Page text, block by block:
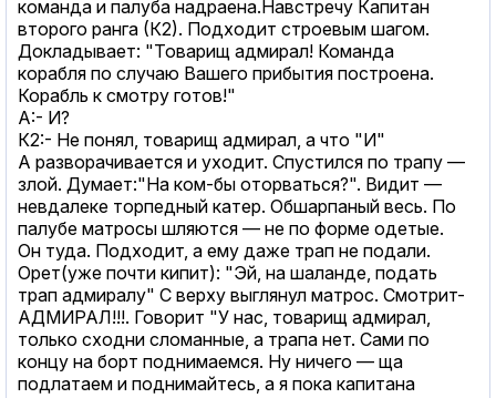
команда и палуба надраена.Навстречу Капитан
второго ранга (К2). Подходит строевым шагом.
Докладывает: "Товарищ адмирал! Команда
корабля по случаю Вашего прибытия построена.
Корабль к смотру готов!"
А:- И?
К2:- Не понял, товарищ адмирал, а что "И"
А разворачивается и уходит. Спустился по трапу —
злой. Думает:"На ком-бы оторваться?". Видит —
невдалеке торпедный катер. Обшарпаный весь. По
палубе матросы шляются — не по форме одетые.
Он туда. Подходит, а ему даже трап не подали.
Орет(уже почти кипит): "Эй, на шаланде, подать
трап адмиралу" С верху выглянул матрос. Смотрит-
АДМИРАЛ!!!. Говорит "У нас, товарищ адмирал,
только сходни сломанные, а трапа нет. Сами по
концу на борт поднимаемся. Ну ничего — ща
подлатаем и поднимайтесь, а я пока капитана